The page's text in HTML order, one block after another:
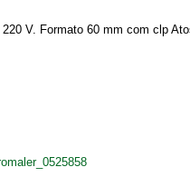
V. Formato 60 mm com clp